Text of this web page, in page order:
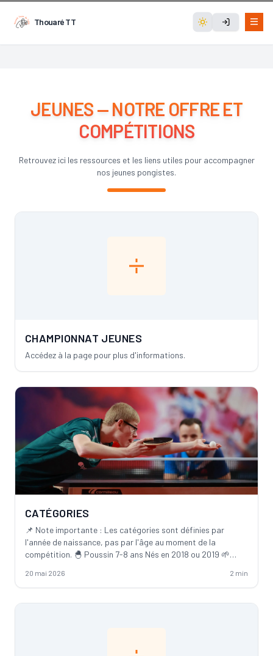
Thouaré TT
JEUNES — NOTRE OFFRE ET
COMPÉTITIONS
Retrouvez ici les ressources et les liens utiles pour accompagner
nos jeunes pongistes.
CHAMPIONNAT JEUNES
Accédez à la page pour plus d'informations.
CATÉGORIES
📌 Note importante : Les catégories sont définies par
l'année de naissance, pas par l'âge au moment de la
compétition. 🐣 Poussin 7-8 ans Nés en 2018 ou 2019 🌱
20 mai 2026 2 min